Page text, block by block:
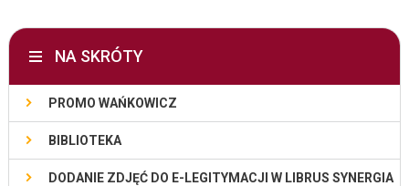
NA SKRÓTY
PROMO WAŃKOWICZ
BIBLIOTEKA
DODANIE ZDJĘĆ DO E-LEGITYMACJI W LIBRUS SYNERGIA